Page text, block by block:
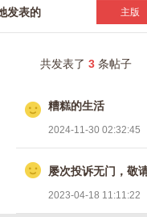
发表的 主版
共发表了 3 条帖子
糟糕的生活
2024-11-30 02:32:45
屡次投诉无门，敬
2023-04-18 11:11:22